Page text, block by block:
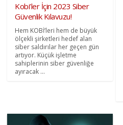
Kobi’ler İçin 2023 Siber
Güvenlik Kılavuzu!
Hem KOBİ’leri hem de büyük
ölçekli şirketleri hedef alan
siber saldırılar her geçen gün
artıyor. Küçük işletme
sahiplerinin siber güvenliğe
ayıracak ...